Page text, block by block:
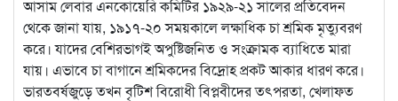
আসাম লেবার এনকোয়েরি কমিটির ১৯২৯-২১ সালের প্রতিবেদন
থেকে জানা যায়, ১৯১৭-২০ সময়কালে লক্ষাধিক চা শ্রমিক মৃত্যুবরণ
করে। যাদের বেশিরভাগই অপুষ্টিজনিত ও সংক্রামক ব্যাধিতে মারা
যায়। এভাবে চা বাগানে শ্রমিকদের বিদ্রোহ প্রকট আকার ধারণ করে।
ভারতবর্ষজুড়ে তখন বৃটিশ বিরোধী বিপ্লবীদের তৎপরতা, খেলাফত